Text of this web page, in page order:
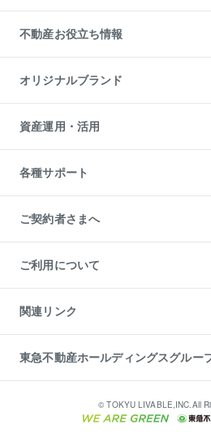
リロケーションについて
貸すガイド
事業用不動産
マンション投資
投資用マンション
アパート経営
収益物件
ビル購入（ビル一棟）
投資用不動産の売却査定
事業用不動産の売却査定
不動産お役立ち情報
マンションライブラリー
人気マンションランキング
暮らしに役立つ不動産メディア
不動産相場・不動産価格情報
不動産コラム・ニュース
不動産用語集
不動産なんでもネット相談室
住まいの税金
オリジナルブランド
一棟リノベーションマンション
L`GENTE（ルジェンテ）
区分リノベーションマンション
投資用一棟レジデンスWELL
不動産小口投資
LEGACIA（レガシア）
資産運用・活用
不動産M&A
アセットマネジメント・出資
各種サポート
相続サポート
リフォームサポート
ご契約者さまへ
ご紹介・再契約特典
入居者様専用-各種ご案内（賃貸）
東急こすもす会「こすもすWeb」
ご利用について
金融商品取引について
東急リバブル ソーシャルメディアポリシー
ご意見・お問い合わせ（金融商品取引専
ダイレクトメール（郵送物）・Eメールな
関連リンク
これからご結婚される方に東急百貨店のブ
人材サービスのご用命は 東急リバブルスタ
東北の逸品を贈ります 東北すぐれものセ
東急不動産ホールディングスグルー
東急コミュニティー
東急住宅リース
© TOKYU LIVABLE,INC.All